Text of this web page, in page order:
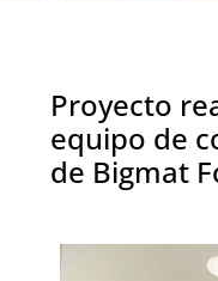
Proyecto
equipo de
de Bigmat